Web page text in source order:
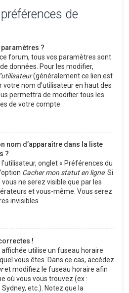
de
?
forum, tous vos paramètres sont
données. Pour les modifier,
(généralement ce lien est
votre nom d’utilisateur en haut des
permettra de modifier tous les
de votre compte.
nom d’apparaître dans la liste
?
onglet « Préférences du
Cacher mon statut en ligne. Si
ne serez visible que par les
et vous-même. Vous serez
invisibles.
!
affichée utilise un fuseau horaire
vous êtes. Dans ce cas, accédez
et modifiez le fuseau horaire afin
où vous vous trouvez (ex :
Sydney, etc.). Notez que la